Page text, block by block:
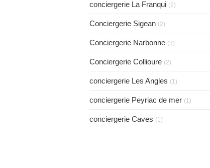
conciergerie La Franqui (2)
Conciergerie Sigean (2)
Conciergerie Narbonne (3)
Conciergerie Collioure (2)
conciergerie Les Angles (1)
conciergerie Peyriac de mer (1)
conciergerie Caves (1)